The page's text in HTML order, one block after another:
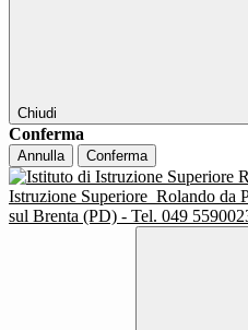
Chiudi
Conferma
Annulla Conferma
Istruzione Superiore Rolando da
sul Brenta (PD) - Tel. 049